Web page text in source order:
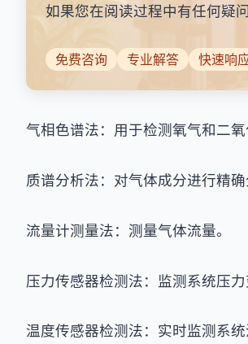
如果您在阅读过程中有任何疑
免费咨询 专业解答 快速响
气相色谱法：用于检测氧气和二氧
质谱分析法：对气体成分进行精确
流量计测量法：测量气体流量。
压力传感器检测法：监测系统压力
温度传感器检测法：实时监测系统